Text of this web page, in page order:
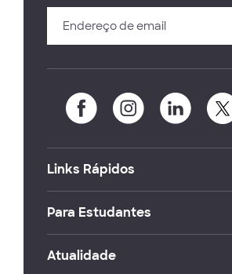
Links Rápidos
Para Estudantes
Atualidade